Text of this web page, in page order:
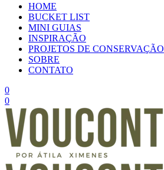
HOME
BUCKET LIST
MINI GUIAS
INSPIRAÇÃO
PROJETOS DE CONSERVAÇÃO
SOBRE
CONTATO
0
0